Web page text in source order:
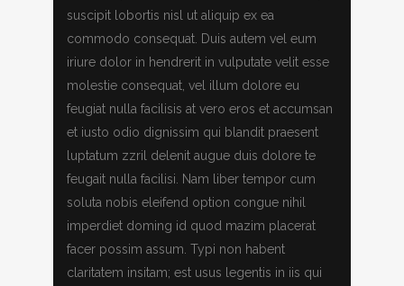
suscipit lobortis nisl ut aliquip ex ea
commodo consequat. Duis autem vel eum
iriure dolor in hendrerit in vulputate velit esse
molestie consequat, vel illum dolore eu
feugiat nulla facilisis at vero eros et accumsan
et iusto odio dignissim qui blandit praesent
luptatum zzril delenit augue duis dolore te
feugait nulla facilisi. Nam liber tempor cum
soluta nobis eleifend option congue nihil
imperdiet doming id quod mazim placerat
facer possim assum. Typi non habent
claritatem insitam; est usus legentis in iis qui